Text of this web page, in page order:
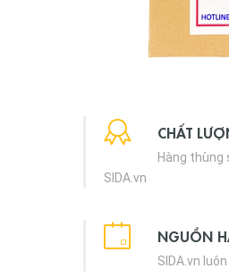
CHẤT
Hàng thùng
SIDA.vn
NGUỒN
SIDA.vn